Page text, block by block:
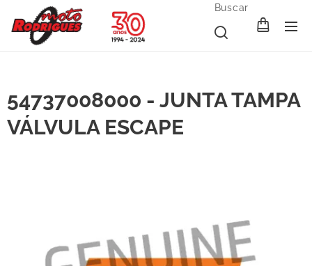
Buscar
54737008000 - JUNTA TAMPA
VÁLVULA ESCAPE